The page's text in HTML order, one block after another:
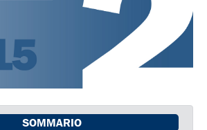
SOMMARIO